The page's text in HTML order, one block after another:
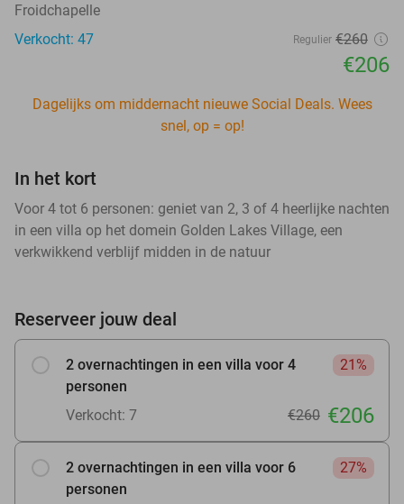
Froidchapelle
Verkocht: 47
Regulier €260
€206
Dagelijks om middernacht nieuwe Social Deals. Wees
snel, op = op!
In het kort
Voor 4 tot 6 personen: geniet van 2, 3 of 4 heerlijke nachten
in een villa op het domein Golden Lakes Village, een
verkwikkend verblijf midden in de natuur
Reserveer jouw deal
2 overnachtingen in een villa voor 4
personen
21%
Verkocht: 7 €260 €206
2 overnachtingen in een villa voor 6
personen
27%